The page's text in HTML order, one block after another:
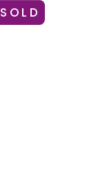
SOLD